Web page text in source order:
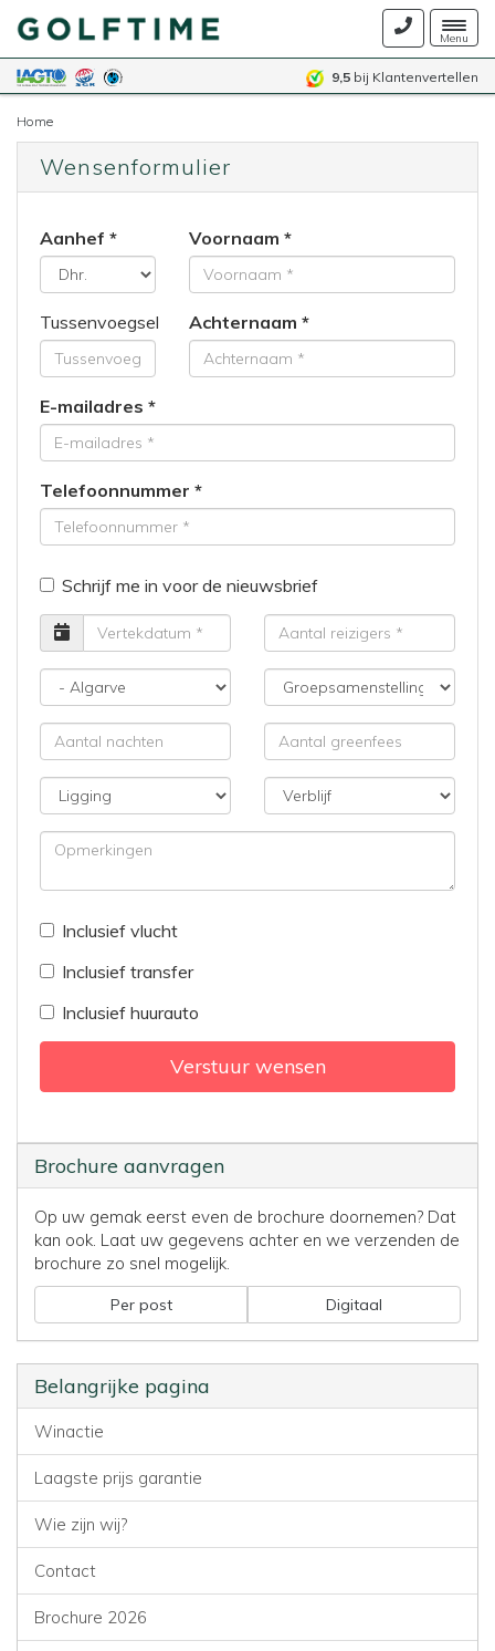
Menu
9,5 bij Klantenvertellen
Home
Wensenformulier
Aanhef Voornaam
Tussenvoegsel Achternaam
E-mailadres
Telefoonnummer
Schrijf me in voor de nieuwsbrief
Vertrekdatum
Aantal
reizigers
Bestemming
Groepsamenstelling
Aantal
nachten
Aantal
greenfees
Ligging
Verblijf
Opmerkingen
Inclusief vlucht
Inclusief transfer
Inclusief huurauto
Verstuur wensen
Brochure aanvragen
Op uw gemak eerst even de brochure doornemen? Dat
kan ook. Laat uw gegevens achter en we verzenden de
brochure zo snel mogelijk.
Per post Digitaal
Belangrijke pagina
Winactie
Laagste prijs garantie
Wie zijn wij?
Contact
Brochure 2026